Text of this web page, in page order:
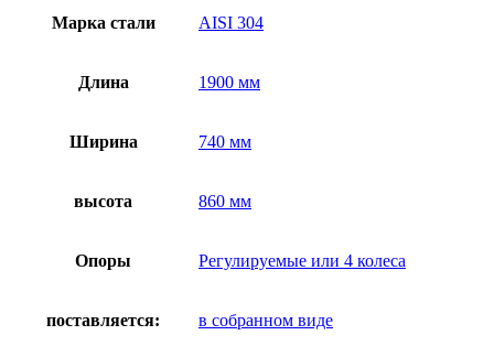
Марка стали AISI 304
Длина 1900 мм
Ширина 740 мм
высота 860 мм
Опоры Регулируемые или 4 колеса
поставляется: в собранном виде